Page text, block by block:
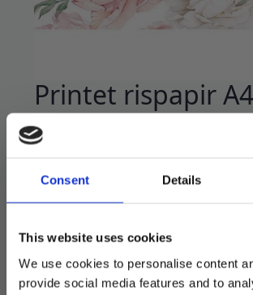
Consent Details
This website uses cookies
We use cookies to personalise content
provide social media features and to
Printet rispapir
Blush peoner
1 printet ark. Måler 180x280mm.
Tynt og enkelt å bruke.
Printet med spiselig blekk klart for